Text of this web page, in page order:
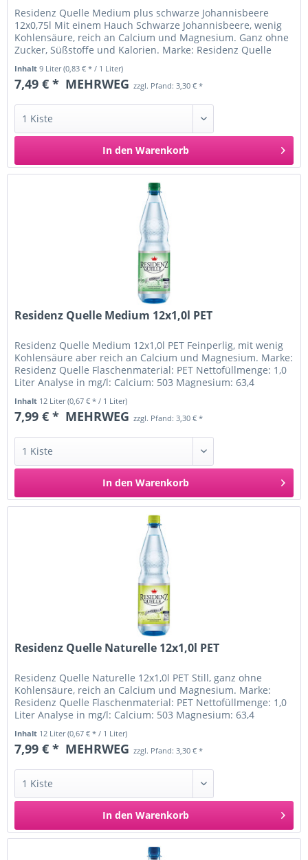
Residenz Quelle Medium plus schwarze Johannisbeere
12x0,75l Mit einem Hauch Schwarze Johannisbeere, wenig
Kohlensäure, reich an Calcium und Magnesium. Ganz ohne
Zucker, Süßstoffe und Kalorien. Marke: Residenz Quelle
Inhalt9 Liter(0,83 € * / 1 Liter)
7,49 € * MEHRWEG zzgl. Pfand: 3,30 € *
In den Warenkorb
Residenz Quelle Medium 12x1,0l PET
Residenz Quelle Medium 12x1,0l PET Feinperlig, mit wenig
Kohlensäure aber reich an Calcium und Magnesium. Marke:
Residenz Quelle Flaschenmaterial: PET Nettofüllmenge: 1,0
Liter Analyse in mg/l: Calcium: 503 Magnesium: 63,4
Inhalt 12 Liter(0,67 € * / 1 Liter)
7,99 € * MEHRWEG zzgl. Pfand: 3,30 € *
In den Warenkorb
Residenz Quelle Naturelle 12x1,0l PET
Residenz Quelle Naturelle 12x1,0l PET Still, ganz ohne
Kohlensäure, reich an Calcium und Magnesium. Marke:
Residenz Quelle Flaschenmaterial: PET Nettofüllmenge: 1,0
Liter Analyse in mg/l: Calcium: 503 Magnesium: 63,4
Inhalt 12 Liter(0,67 € * / 1 Liter)
7,99 € * MEHRWEG zzgl. Pfand: 3,30 € *
In den Warenkorb